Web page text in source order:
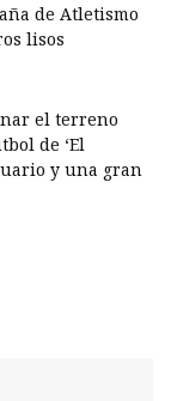
de Atletismo
lisos
el terreno
de ‘El
y una gran